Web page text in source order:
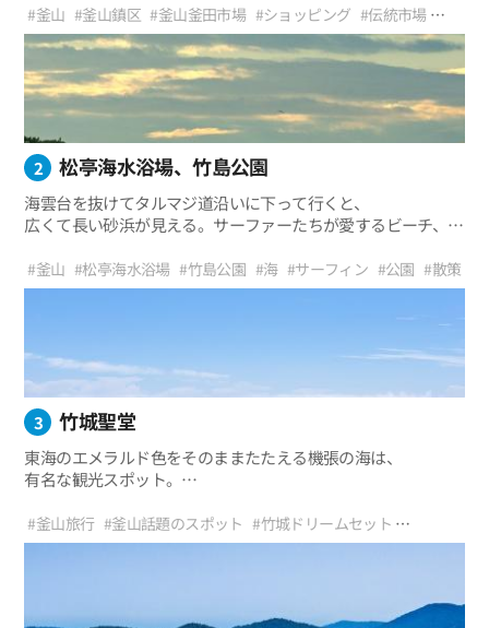
釜山の人々は相変らず「釜田市場」と呼んでいる。
#釜山 #釜山鎮区 #釜山釜田市場 #ショッピング #伝統市場
#伝統市場ツアー #家族旅行 #グルメ #お出かけ
2 松亭海水浴場、竹島公園
海雲台を抜けてタルマジ道沿いに下って行くと、
広くて長い砂浜が見える。サーファーたちが愛するビーチ、
#釜山 #松亭海水浴場 #竹島公園 #海 #サーフィン #公園 #散策
#風 #ヒーリング #観光 #休暇 #家族旅行 #フォトスポット
3 竹城聖堂
東海のエメラルド色をそのままたたえる機張の海は、
有名な観光スポット。
美しい景色が楽しめるロマンチックなカフェを求めて、
大勢の観光客が機張を訪れる。機張竹城聖堂も、
#釜山旅行 #釜山話題のスポット #竹城ドリームセット
#釜山のデートコース #海の風景 #ドライブコース
#感性を刺激する写真